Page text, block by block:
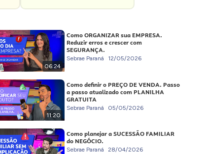
06:24
Como ORGANIZAR sua EMPRESA.
Reduzir erros e crescer com
SEGURANÇA.
Sebrae Paraná 12/05/2026
11:20
Como definir o PREÇO DE VENDA. Passo
a passo atualizado com PLANILHA
GRATUITA
Sebrae Paraná 05/05/2026
Como planejar a SUCESSÃO FAMILIAR
do NEGÓCIO.
Sebrae Paraná 28/04/2026